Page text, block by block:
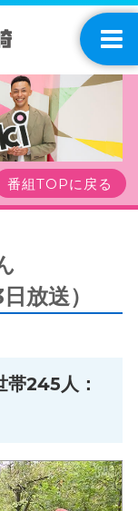
番組TOPに戻る
放送）
帯245人：